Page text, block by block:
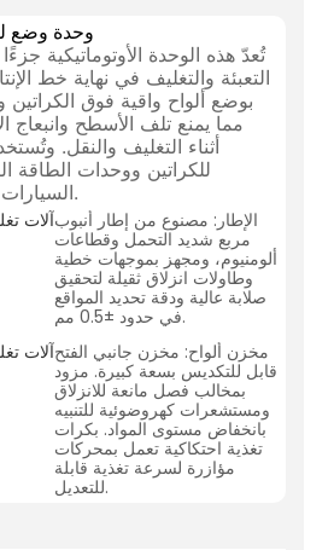
وحدة وضع
تُعدّ هذه الوحدة الأوتوماتيكية
التعبئة والتغليف في نهاية خط
بوضع ألواح واقية فوق الكراتين
مما يمنع تلف الأسطح وانبعاج
أثناء التغليف والنقل.
للكراتين ووحدات الطاقة
السيارات وغيرها من البضائع.
الإطار: مصنوع من إطار أنبوب
مربع شديد التحمل وقطاعات
ألومنيوم، ومجهز بموجهات خطية
وطاولات انزلاق ثقيلة لتحقيق
صلابة عالية ودقة تحديد المواقع
في حدود ±0.5 مم.
مخزن ألواح: مخزن جانبي الفتح
قابل للتكديس بسعة كبيرة. مزود
بمخالب فصل مانعة للانزلاق
ومستشعرات كهروضوئية للتنبيه
بانخفاض مستوى المواد. بكرات
تغذية احتكاكية تعمل بمحركات
مؤازرة لسرعة تغذية قابلة
للتعديل.